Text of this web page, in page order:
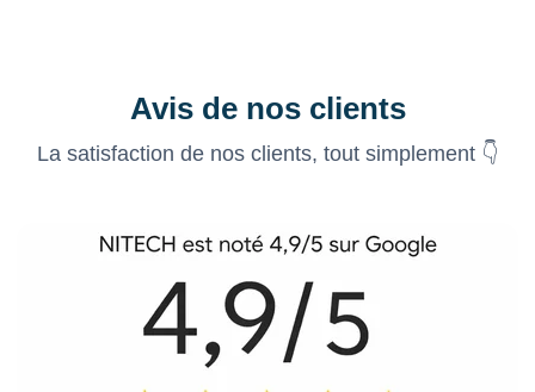
Avis de nos clients
La satisfaction de nos clients, tout simplement 👇